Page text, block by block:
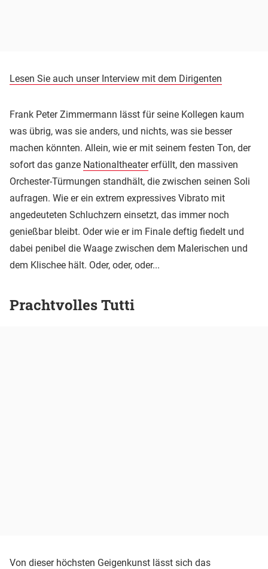
Lesen Sie auch unser Interview mit dem Dirigenten
Frank Peter Zimmermann lässt für seine Kollegen kaum
was übrig, was sie anders, und nichts, was sie besser
machen könnten. Allein, wie er mit seinem festen Ton, der
sofort das ganze Nationaltheatererfüllt, den massiven
Orchester-Türmungen standhält, die zwischen seinen Soli
aufragen. Wie er ein extrem expressives Vibrato mit
angedeuteten Schluchzern einsetzt, das immer noch
genießbar bleibt. Oder wie er im Finale deftig fiedelt und
dabei penibel die Waage zwischen dem Malerischen und
dem Klischee hält. Oder, oder, oder...
Prachtvolles Tutti
Von dieser höchsten Geigenkunst lässt sich das